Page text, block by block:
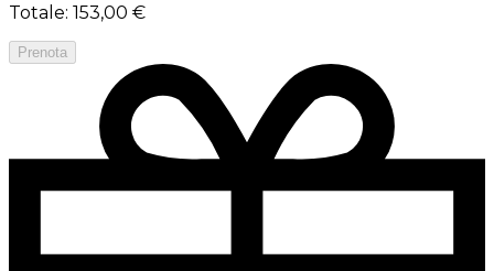
Totale: 153,00 €
Prenota